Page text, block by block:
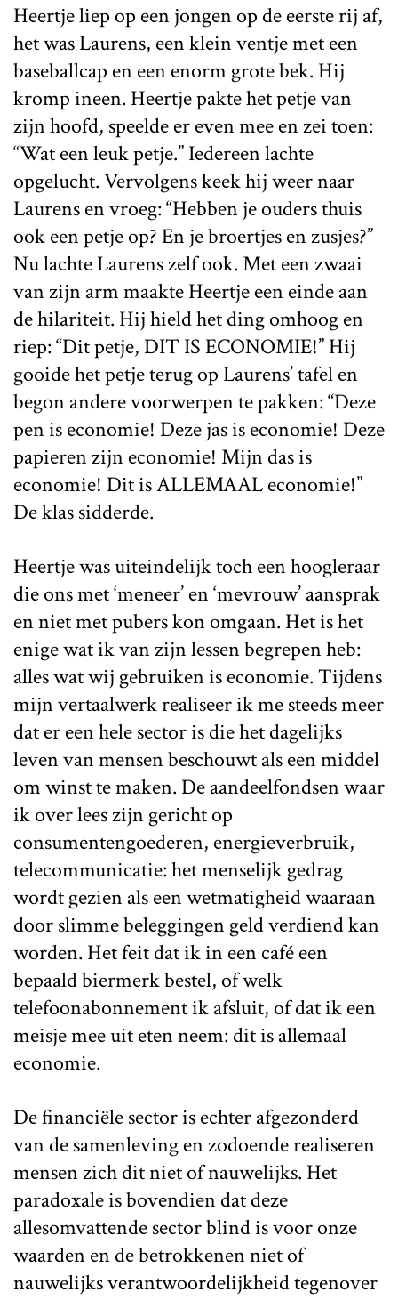
Heertje liep op een jongen op de eerste rij af,
het was Laurens, een klein ventje met een
baseballcap en een enorm grote bek. Hij
kromp ineen. Heertje pakte het petje van
zijn hoofd, speelde er even mee en zei toen:
“Wat een leuk petje.” Iedereen lachte
opgelucht. Vervolgens keek hij weer naar
Laurens en vroeg: “Hebben je ouders thuis
ook een petje op? En je broertjes en zusjes?”
Nu lachte Laurens zelf ook. Met een zwaai
van zijn arm maakte Heertje een einde aan
de hilariteit. Hij hield het ding omhoog en
riep: “Dit petje, DIT IS ECONOMIE!” Hij
gooide het petje terug op Laurens’ tafel en
begon andere voorwerpen te pakken: “Deze
pen is economie! Deze jas is economie! Deze
papieren zijn economie! Mijn das is
economie! Dit is ALLEMAAL economie!”
De klas sidderde.
Heertje was uiteindelijk toch een hoogleraar
die ons met ‘meneer’ en ‘mevrouw’ aansprak
en niet met pubers kon omgaan. Het is het
enige wat ik van zijn lessen begrepen heb:
alles wat wij gebruiken is economie. Tijdens
mijn vertaalwerk realiseer ik me steeds meer
dat er een hele sector is die het dagelijks
leven van mensen beschouwt als een middel
om winst te maken. De aandeelfondsen waar
ik over lees zijn gericht op
consumentengoederen, energieverbruik,
telecommunicatie: het menselijk gedrag
wordt gezien als een wetmatigheid waaraan
door slimme beleggingen geld verdiend kan
worden. Het feit dat ik in een café een
bepaald biermerk bestel, of welk
telefoonabonnement ik afsluit, of dat ik een
meisje mee uit eten neem: dit is allemaal
economie.
De financiële sector is echter afgezonderd
van de samenleving en zodoende realiseren
mensen zich dit niet of nauwelijks. Het
paradoxale is bovendien dat deze
allesomvattende sector blind is voor onze
waarden en de betrokkenen niet of
nauwelijks verantwoordelijkheid tegenover